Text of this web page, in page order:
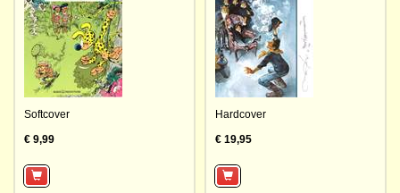
Softcover
€ 9,99
Hardcover
€ 19,95